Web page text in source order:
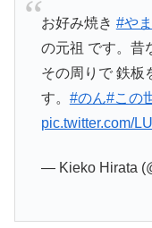
お好み焼き #や
の元祖 です。昔
その周りで 鉄板
す。 #のん#この
pic.twitter.com/
— Kieko Hirata